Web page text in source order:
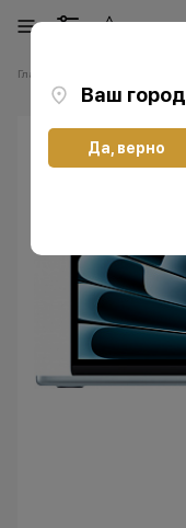
Ваш город
Да, верно
Главная